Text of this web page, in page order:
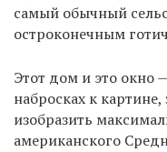
самый обычный
остроконечным
Этот дом и это окно
набросках к
изобразить
американского